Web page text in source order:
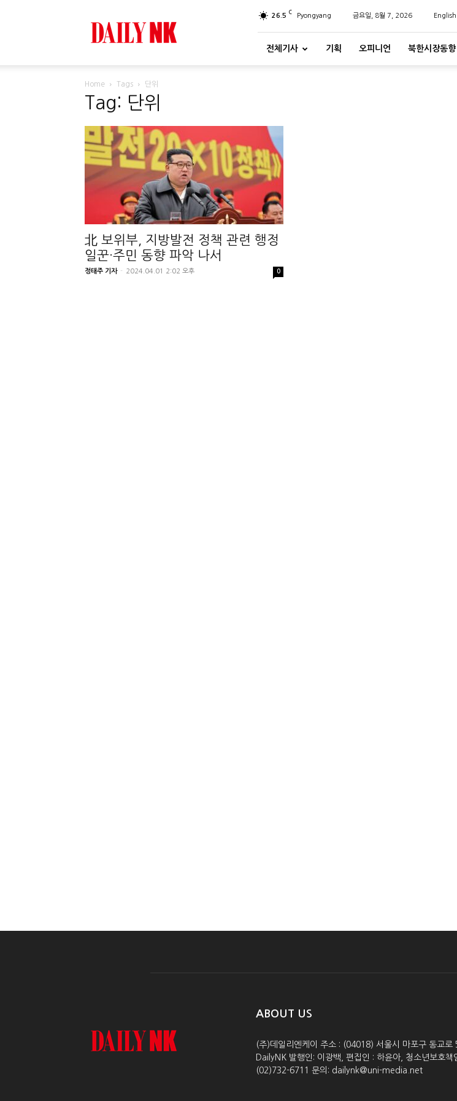
26.5 C Pyongyang 금요일, 8월 7, 2026 English
전체기사 기획 오피니언 북한시장동향
Home Tags 단위
Tag: 단위
北 보위부, 지방발전 정책 관련 행정
일꾼·주민 동향 파악 나서
정태주 기자 - 2024.04.01 2:02 오후 0
ABOUT US
(주)데일리엔케이 주소 : (04018) 서울시 마포구 동교
DailyNK 발행인: 이광백, 편집인 : 하윤아, 청소년보
(02)732-6711 문의: dailynk@uni-media.net